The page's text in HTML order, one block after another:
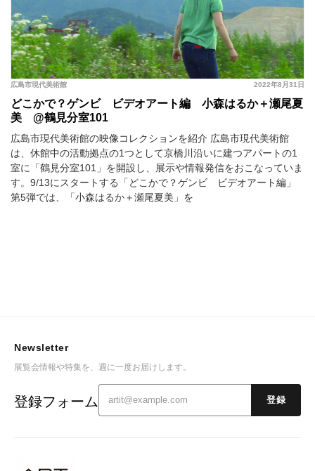
2022年8月31日
広島市現代美術館
どこかで？ゲンビ ビデオアート編 小森はるか＋瀬尾夏
美 @鶴見分室101
広島市現代美術館の映像コレクションを紹介 広島市現代美術館
は、休館中の活動拠点の1つとして京橋川沿いに建つアパートの1
室に「鶴見分室101」を開設し、展示や情報発信をおこなっていま
す。9/13にスタートする「どこかで？ゲンビ ビデオアート編」
第5弾では、「小森はるか＋瀬尾夏美」を
Newsletter
展覧会情報や特集を、週に一度お届けします。
登録フォーム 登録